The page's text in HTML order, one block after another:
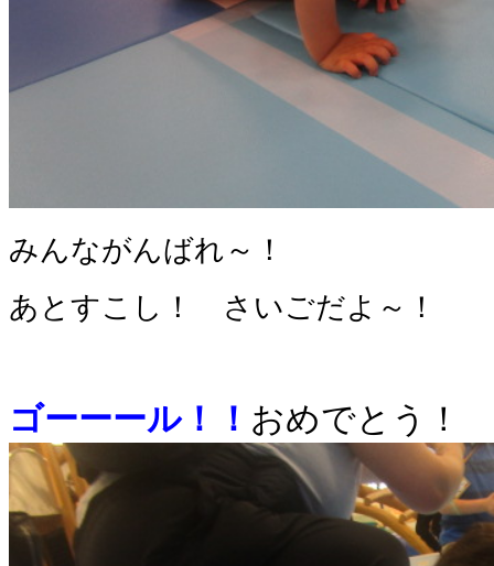
みんながんばれ～！
あとすこし！ さいごだよ～！
ゴーーール！！ おめでとう！